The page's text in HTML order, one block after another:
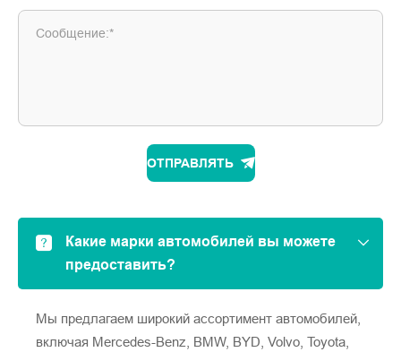
Сообщение:*
ОТПРАВЛЯТЬ
Какие марки автомобилей вы можете
предоставить?
Мы предлагаем широкий ассортимент автомобилей,
включая Mercedes-Benz, BMW, BYD, Volvo, Toyota,